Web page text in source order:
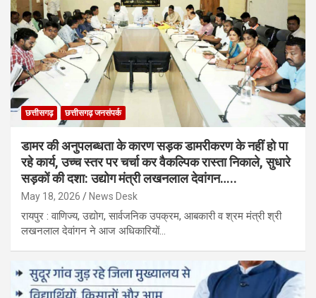
छत्तीसगढ़ छत्तीसगढ़ जनसंपर्क
डामर की अनुपलब्धता के कारण सड़क डामरीकरण के नहीं हो पा
रहे कार्य, उच्च स्तर पर चर्चा कर वैकल्पिक रास्ता निकाले, सुधारे
सड़कों की दशा: उद्योग मंत्री लखनलाल देवांगन…..
May 18, 2026 News Desk
रायपुर : वाणिज्य, उद्योग, सार्वजनिक उपक्रम, आबकारी व श्रम मंत्री श्री
लखनलाल देवांगन ने आज अधिकारियों…